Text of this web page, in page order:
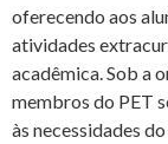
oferecendo aos
atividades
acadêmica. Sob a
membros do PET
às necessidades